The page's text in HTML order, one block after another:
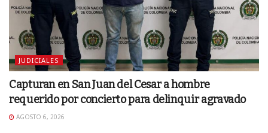
JUDICIALES
Capturan en San Juan del Cesar a hombre
requerido por concierto para delinquir agravado
AGOSTO 6, 2026